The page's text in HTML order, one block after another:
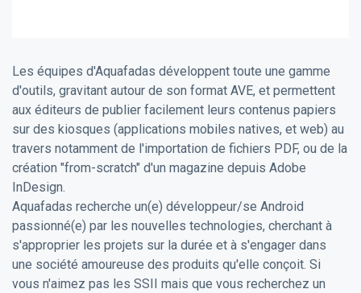
Les équipes d'Aquafadas développent toute une gamme
d'outils, gravitant autour de son format AVE, et permettent
aux éditeurs de publier facilement leurs contenus papiers
sur des kiosques (applications mobiles natives, et web) au
travers notamment de l'importation de fichiers PDF, ou de la
création "from-scratch" d'un magazine depuis Adobe
InDesign.
Aquafadas recherche un(e) développeur/se Android
passionné(e) par les nouvelles technologies, cherchant à
s'approprier les projets sur la durée et à s'engager dans
une société amoureuse des produits qu'elle conçoit. Si
vous n'aimez pas les SSII mais que vous recherchez un